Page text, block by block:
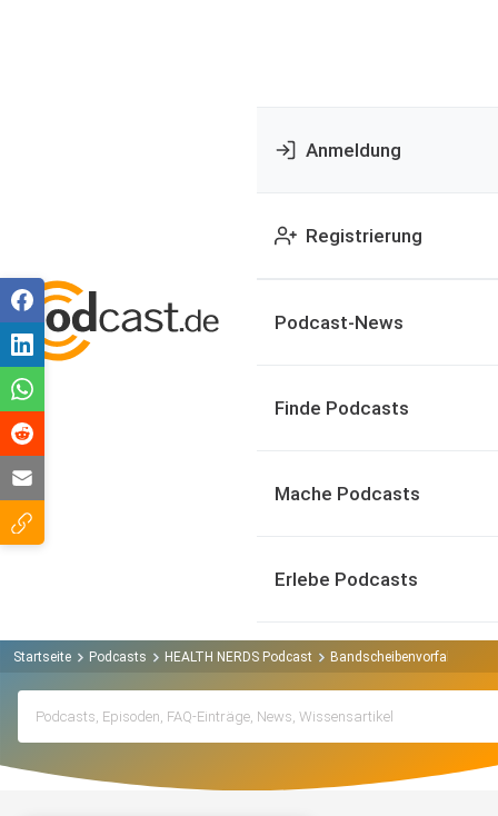
Anmeldung
Registrierung
Podcast-News
Finde Podcasts
Mache Podcasts
Erlebe Podcasts
Startseite Podcasts HEALTH NERDS Podcast Bandscheibenvorfall: